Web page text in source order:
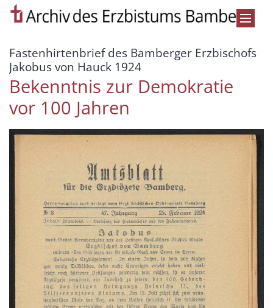
Zum Inhalt springen
Fastenhirtenbrief des Bamberger Erzbischofs
Jakobus von Hauck 1924:
Bekenntnis zur Demokratie
vor 100 Jahren